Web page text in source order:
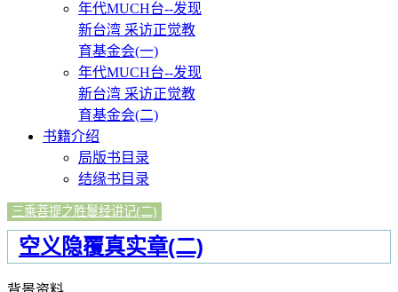
年代MUCH台--发现
新台湾 采访正觉教
育基金会(一)
年代MUCH台--发现
新台湾 采访正觉教
育基金会(二)
书籍介绍
局版书目录
结缘书目录
三乘菩提之胜鬘经讲记(二)
空义隐覆真实章(二)